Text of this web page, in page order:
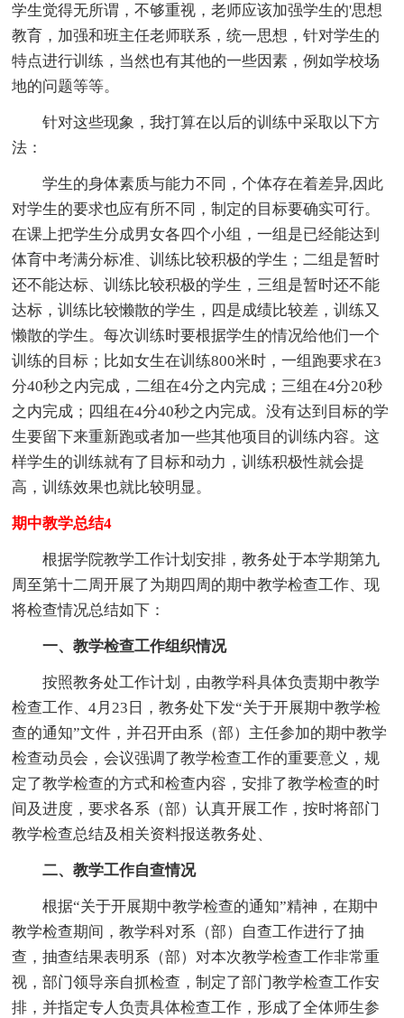
学生觉得无所谓，不够重视，老师应该加强学生的'思想
教育，加强和班主任老师联系，统一思想，针对学生的
特点进行训练，当然也有其他的一些因素，例如学校场
地的问题等等。
针对这些现象，我打算在以后的训练中采取以下方
法：
学生的身体素质与能力不同，个体存在着差异,因此
对学生的要求也应有所不同，制定的目标要确实可行。
在课上把学生分成男女各四个小组，一组是已经能达到
体育中考满分标准、训练比较积极的学生；二组是暂时
还不能达标、训练比较积极的学生，三组是暂时还不能
达标，训练比较懒散的学生，四是成绩比较差，训练又
懒散的学生。每次训练时要根据学生的情况给他们一个
训练的目标；比如女生在训练800米时，一组跑要求在3
分40秒之内完成，二组在4分之内完成；三组在4分20秒
之内完成；四组在4分40秒之内完成。没有达到目标的学
生要留下来重新跑或者加一些其他项目的训练内容。这
样学生的训练就有了目标和动力，训练积极性就会提
高，训练效果也就比较明显。
期中教学总结4
根据学院教学工作计划安排，教务处于本学期第九
周至第十二周开展了为期四周的期中教学检查工作、现
将检查情况总结如下：
一、教学检查工作组织情况
按照教务处工作计划，由教学科具体负责期中教学
检查工作、4月23日，教务处下发“关于开展期中教学检
查的通知”文件，并召开由系（部）主任参加的期中教学
检查动员会，会议强调了教学检查工作的重要意义，规
定了教学检查的方式和检查内容，安排了教学检查的时
间及进度，要求各系（部）认真开展工作，按时将部门
教学检查总结及相关资料报送教务处、
二、教学工作自查情况
根据“关于开展期中教学检查的通知”精神，在期中
教学检查期间，教学科对系（部）自查工作进行了抽
查，抽查结果表明系（部）对本次教学检查工作非常重
视，部门领导亲自抓检查，制定了部门教学检查工作安
排，并指定专人负责具体检查工作，形成了全体师生参